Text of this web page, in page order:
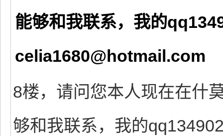
能够和我联系，我的
celia1680@hotmail.com
8楼，请问您本人现在在什
够和我联系，我的